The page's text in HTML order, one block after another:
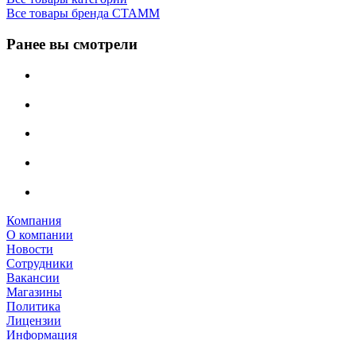
Все товары бренда СТАММ
Ранее вы смотрели
Компания
О компании
Новости
Сотрудники
Вакансии
Магазины
Политика
Лицензии
Информация